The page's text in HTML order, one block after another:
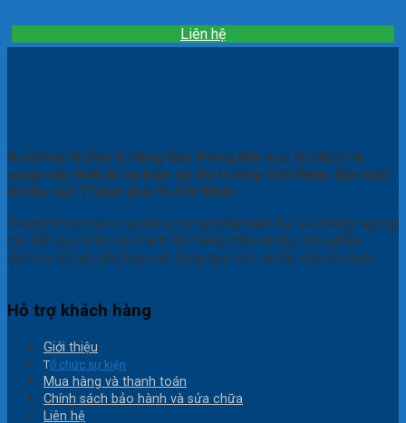
Liên hệ
AsiaVina là đơn vị hàng đầu trong lĩnh vực tổ chức và
cung cấp thiết bị sự kiện tại thị trường Việt Nam, đặc biệt
là khu vực Thành phố Hồ Chí Minh.
Chúng tôi tự hào ứng dụng công nghệ hiện đại và không ngừng
cải tiến quy trình vận hành để mang đến những sản phẩm –
dịch vụ tối ưu, phù hợp với từng quy mô và nhu cầu tổ chức.
Hỗ trợ khách hàng
Giới thiệu
Tổ chức sự kiện
Mua hàng và thanh toán
Chính sách bảo hành và sửa chữa
Liên hệ